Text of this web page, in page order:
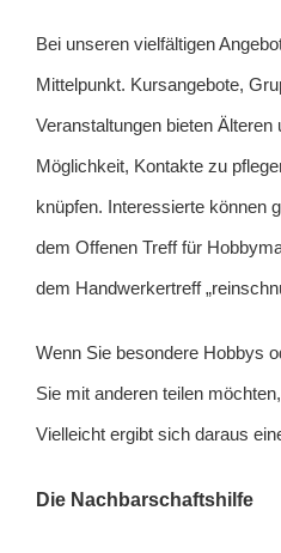
Bei unseren vielfältigen
Mittelpunkt. Kursangebote,
Veranstaltungen bieten Älteren
Möglichkeit, Kontakte zu
knüpfen. Interessierte können
dem Offenen Treff für
dem Handwerkertreff
Wenn Sie besondere Hobbys
Sie mit anderen teilen
Vielleicht ergibt sich daraus
Die Nachbarschaftshilfe